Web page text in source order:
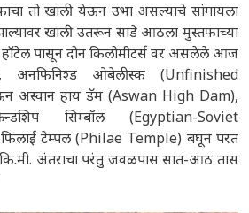
तो खाली येऊन उभा असल्याचे सांगायला
खाली उतरून साडे आठला मुस्तफाच्या
पासून दोन किलोमीटर्स वर असलेले आज
अनफिनिश्ड ओबेलीस्क (Unfinished
अस्वान हाय डॅम (Aswan High Dam),
सिम्बॉल (Egyptian-Soviet
टेम्पल (Philae Temple) बघून परत
कि.मी. अंतराचा परंतु जवळपास सात-आठ तास